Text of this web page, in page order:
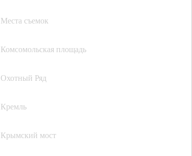
Места съемок
Комсомольская площадь
Охотный Ряд
Кремль
Крымский мост